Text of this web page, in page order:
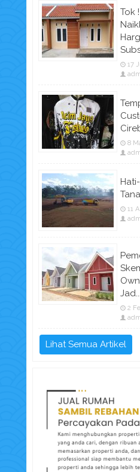
Tok
17
8
11
Jad...
2
Lihat Semua Artikel